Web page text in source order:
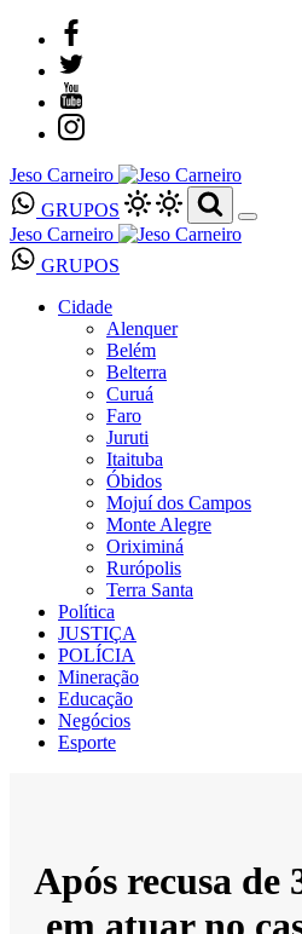
Jeso Carneiro
GRUPOS
Jeso Carneiro
GRUPOS
Cidade
Alenquer
Belém
Belterra
Curuá
Faro
Juruti
Itaituba
Óbidos
Mojuí dos Campos
Monte Alegre
Oriximiná
Rurópolis
Terra Santa
Política
JUSTIÇA
POLÍCIA
Mineração
Educação
Negócios
Esporte
Após recusa de